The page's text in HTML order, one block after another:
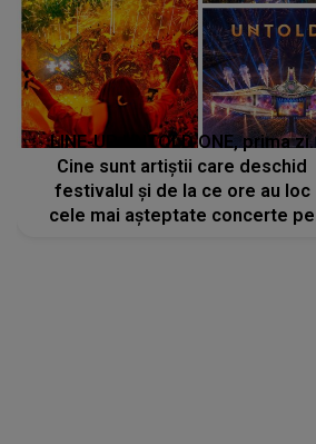
LINE-UP UNTOLD ONE, prima zi.
Cine sunt artiștii care deschid
festivalul și de la ce ore au loc
cele mai așteptate concerte pe